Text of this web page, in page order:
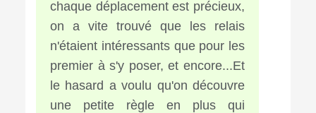
chaque déplacement est précieux,
on a vite trouvé que les relais
n'étaient intéressants que pour les
premier à s'y poser, et encore...Et
le hasard a voulu qu'on découvre
une petite règle en plus qui